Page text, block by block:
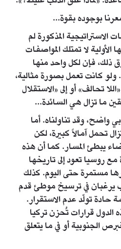
بوجوده بقوة...
الاستراتيجية المذكورة لم
لا تمتلك المواصفات
ذلك، فإن لكل واحد منها
ولو كانت تعمل بصورة مثالية،
تحالف» أو إلى «الاستقلال
ما تزال هي السائدة...
واضح، وقد تناولناه. أما
تحمل آمالاً كبيرة، لكن
يبطئ المسار. كما أن هذه
روسيا تعود إلى تاريخها
مستمرة حتى اليوم. كذلك
يرغبان في ترسيخ موطئ قدم
حادة تولّد عدم الاستقرار.
الدول قرارات تُحزن تركيا
الجنوبية أو في ما يتعلق